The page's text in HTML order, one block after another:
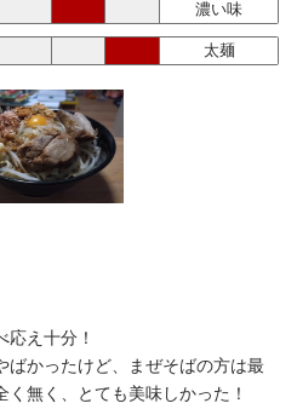
濃い味
太麺
え十分！
ばかったけど、まぜそばの方は最
無く、とても美味しかった！